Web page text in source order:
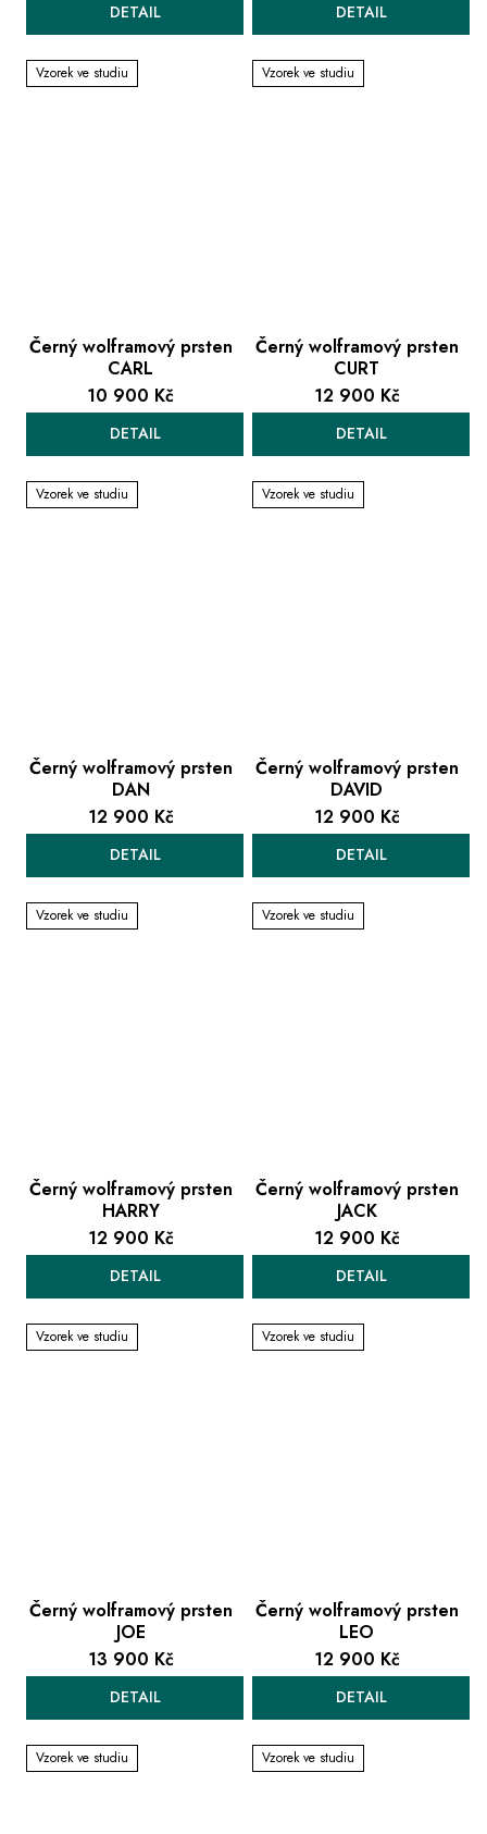
DETAIL DETAIL
Vzorek ve studiu
Černý wolframový prsten
CARL
10 900 Kč
DETAIL
Vzorek ve studiu
Černý wolframový prsten
CURT
12 900 Kč
DETAIL
Vzorek ve studiu
Černý wolframový prsten
DAN
12 900 Kč
DETAIL
Vzorek ve studiu
Černý wolframový prsten
DAVID
12 900 Kč
DETAIL
Vzorek ve studiu
Černý wolframový prsten
HARRY
12 900 Kč
DETAIL
Vzorek ve studiu
Černý wolframový prsten
JACK
12 900 Kč
DETAIL
Vzorek ve studiu
Černý wolframový prsten
JOE
13 900 Kč
DETAIL
Vzorek ve studiu
Černý wolframový prsten
LEO
12 900 Kč
DETAIL
Vzorek ve studiu Vzorek ve studiu